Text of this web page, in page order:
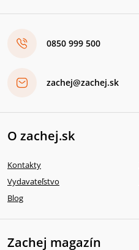
0850 999 500
zachej@zachej.sk
O zachej.sk
Kontakty
Vydavateľstvo
Blog
Zachej magazín